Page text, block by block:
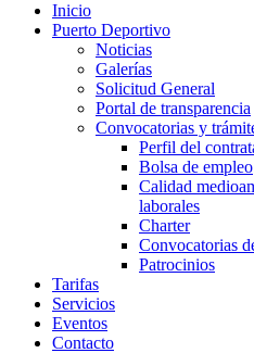
Inicio
Puerto Deportivo
Noticias
Galerías
Solicitud General
Portal de transparencia
Convocatorias y
Perfil del
Bolsa de empleo
Calidad
laborales
Charter
Convocatorias
Patrocinios
Tarifas
Servicios
Eventos
Contacto